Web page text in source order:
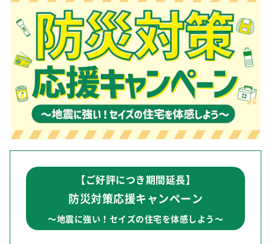
「したまち未来活用」～不動産売却相談室～
プライバシーポリシー
サイトマップ
【ご好評につき期間延長】
防災対策応援キャンペーン
～地震に強い！セイズの住宅を体感しよう～